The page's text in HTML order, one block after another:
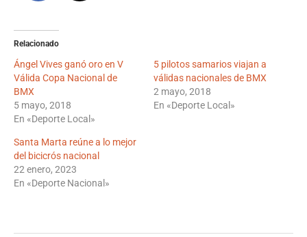
Relacionado
Ángel Vives ganó oro en V
Válida Copa Nacional de
BMX
5 mayo, 2018
En «Deporte Local»
5 pilotos samarios viajan a
válidas nacionales de BMX
2 mayo, 2018
En «Deporte Local»
Santa Marta reúne a lo mejor
del bicicrós nacional
22 enero, 2023
En «Deporte Nacional»